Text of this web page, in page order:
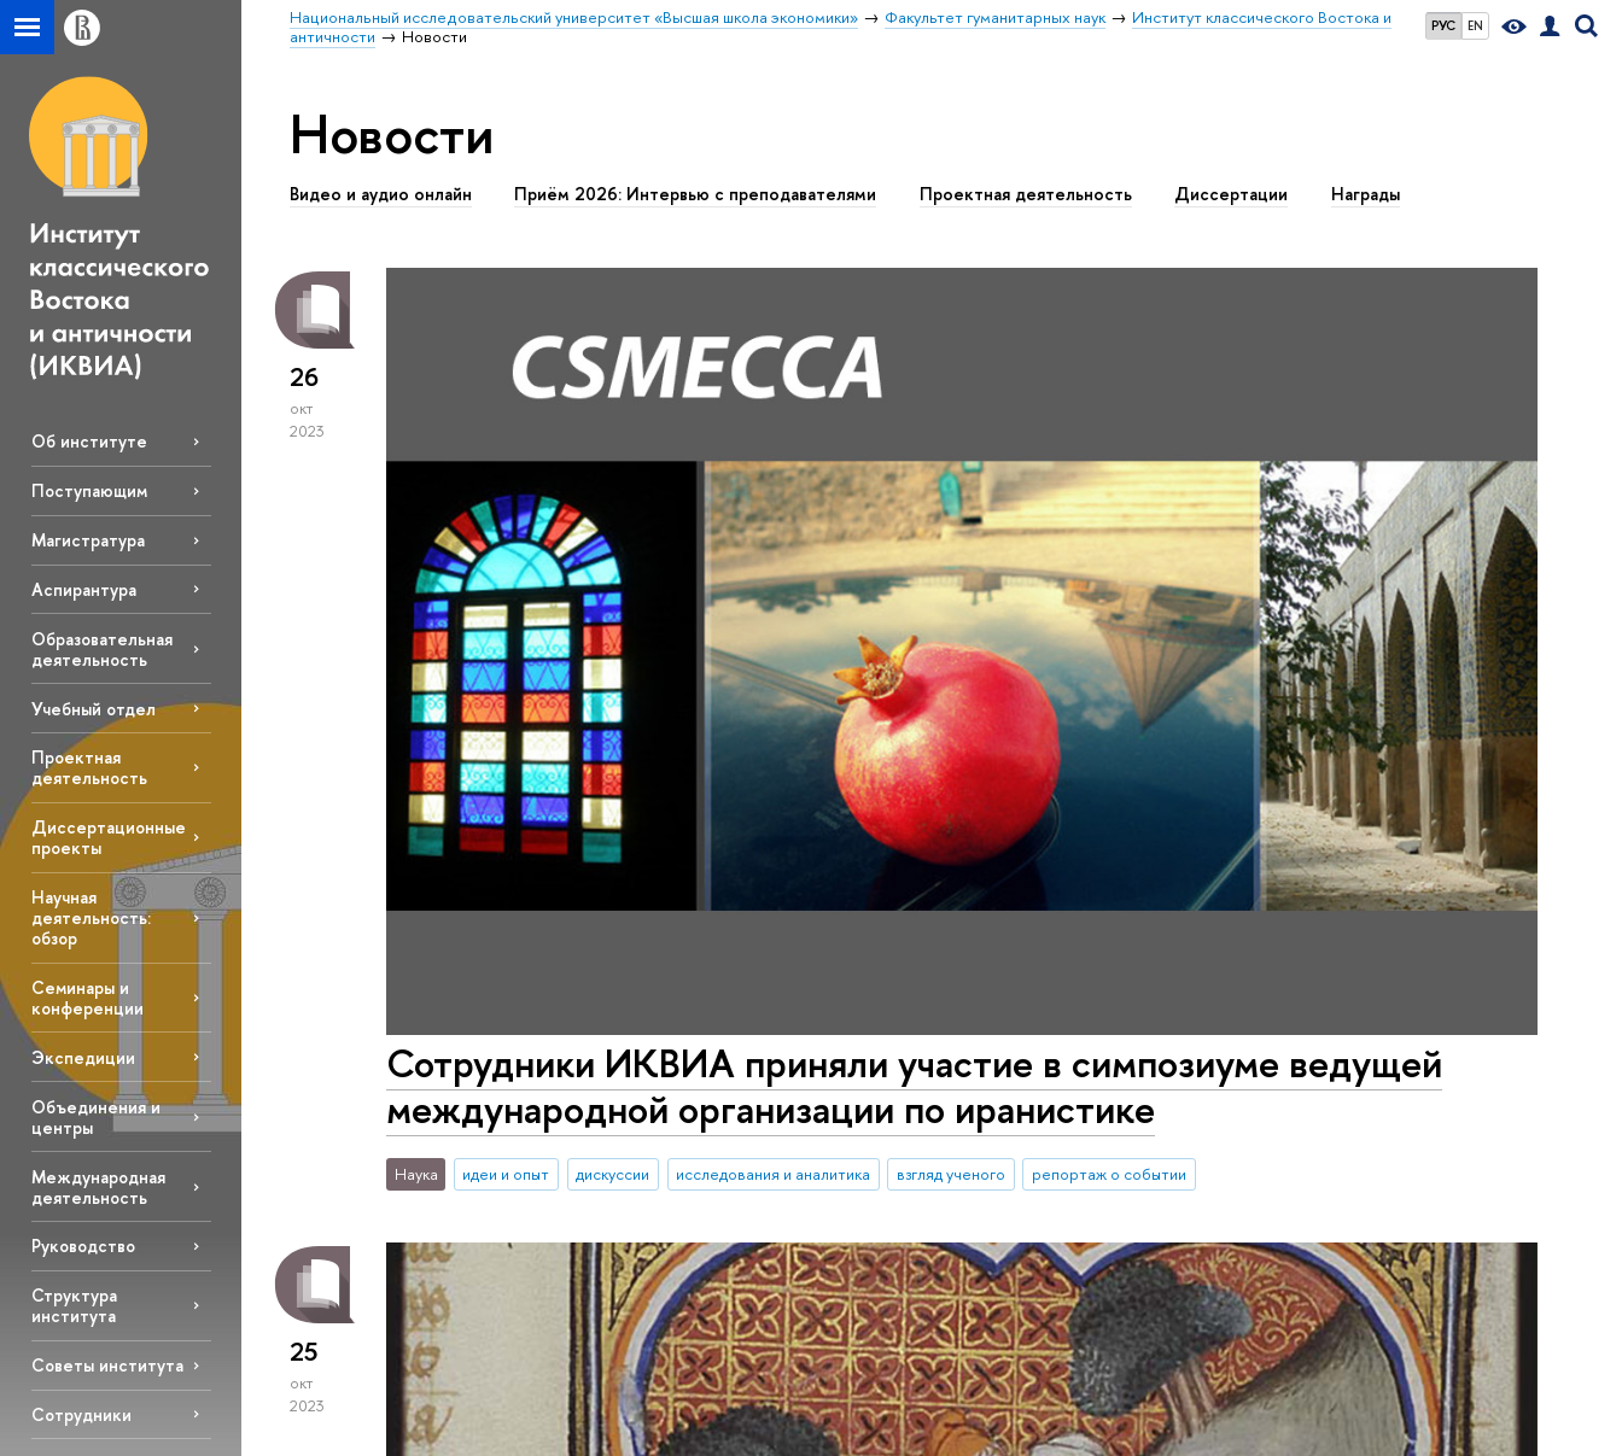
РУС EN
Национальный исследовательский университет «Высшая школа экономики» Факультет гуманитарных наук
Институт классического Востока и
античности
Новости
Об институте
Поступающим
Магистратура
Аспирантура
Образовательная
деятельность
Учебный отдел
Проектная
деятельность
Диссертационные
проекты
Научная
деятельность:
обзор
Семинары и
конференции
Экспедиции
Объединения и
центры
Международная
деятельность
Руководство
Структура
института
Советы института
Сотрудники
Новости
Видео и аудио онлайн Приём 2026: Интервью с преподавателями Проектная деятельность Диссертации Награды
26
окт
2023
Сотрудники ИКВИА приняли участие в симпозиуме ведущей
международной организации по иранистике
Наука идеи и опыт дискуссии исследования и аналитика взгляд ученого репортаж о событии
25
окт
2023